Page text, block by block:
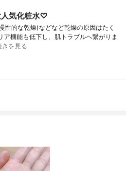
人気化粧水♡
的な乾燥)などなど乾燥の原因はたく
ア機能も低下し、肌トラブルへ繋がりま
きを見る